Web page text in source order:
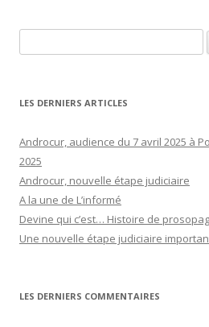
LES DERNIERS ARTICLES
Androcur, audience du 7 avril 2025 à
2025
Androcur, nouvelle étape judiciaire
A la une de L’informé
Devine qui c’est… Histoire de
Une nouvelle étape judiciaire
LES DERNIERS COMMENTAIRES